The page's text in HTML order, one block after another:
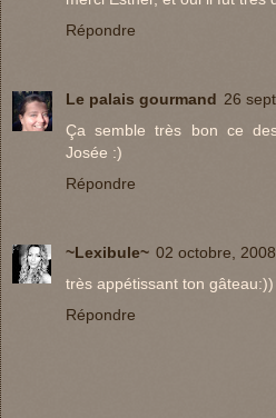
Répondre
Le palais gourmand 26
Ça semble très bon ce
Josée :)
Répondre
~Lexibule~ 02 octobre, 2008
très appétissant ton gâteau:))
Répondre